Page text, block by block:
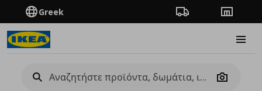
Greek Πορεία παραγγελίας
Camera